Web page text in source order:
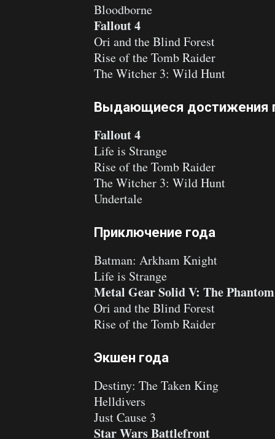
Bloodborne
Fallout 4
Ori and the Blind Forest
Rise of the Tomb Raider
The Witcher 3: Wild Hunt
Выдающиеся достижения
Fallout 4
Life is Strange
Rise of the Tomb Raider
The Witcher 3: Wild Hunt
Undertale
Приключение года
Batman: Arkham Knight
Life is Strange
Metal Gear Solid V: The
Ori and the Blind Forest
Rise of the Tomb Raider
Экшен года
Destiny: The Taken King
Helldivers
Just Cause 3
Star Wars Battlefront